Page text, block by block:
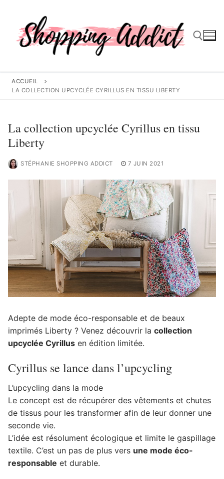
contenu
ACCUEIL
LA COLLECTION UPCYCLÉE CYRILLUS EN TISSU LIBERTY
La collection upcyclée Cyrillus en tissu
Liberty
STÉPHANIE SHOPPING ADDICT 7 JUIN 2021
Adepte de mode éco-responsable et de beaux
imprimés Liberty ? Venez découvrir la collection
upcyclée Cyrillus en édition limitée.
Cyrillus se lance dans l’upcycling
L’upcycling dans la mode
Le concept est de récupérer des vêtements et chutes
de tissus pour les transformer afin de leur donner une
seconde vie.
L’idée est résolument écologique et limite le gaspillage
textile. C’est un pas de plus vers une mode éco-
responsable et durable.